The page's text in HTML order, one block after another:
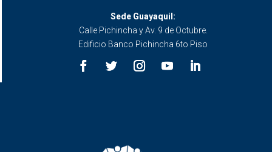
Sede Guayaquil:
Calle Pichincha y Av. 9 de Octubre.
Edificio Banco Pichincha 6to Piso